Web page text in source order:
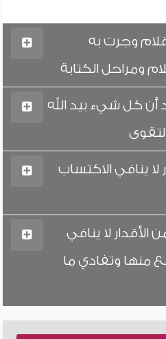
وجرت به
ومراحل الكتابة
أن كل شيء بيد الله
لا ينافي الاكتساب
الأقدار لا ينافي
منها وتفادي ما